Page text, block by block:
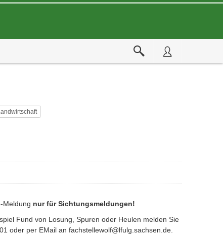
Meldung nur für Sichtungsmeldungen!
Fund von Losung, Spuren oder Heulen melden Sie
oder per EMail an fachstellewolf@lfulg.sachsen.de.